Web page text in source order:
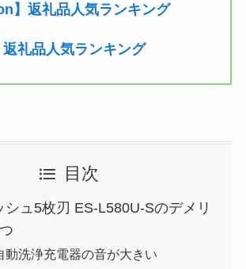
】返礼品人気ランキング
返礼品人気ランキング
目次
シュ5枚刃 ES-L580U-Sのデメリ
動洗浄充電器の音が大きい